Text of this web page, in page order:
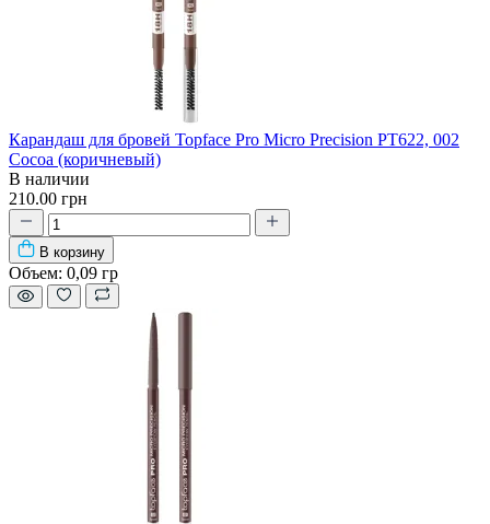
Карандаш для бровей Topface Pro Micro Precision PT622, 002
Cocoa (коричневый)
В наличии
210.00 грн
В корзину
Объем: 0,09 гр